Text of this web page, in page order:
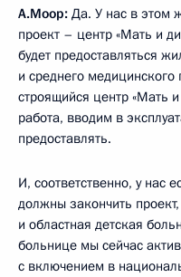
А.Моор: Да. У нас в этом
проект – центр «Мать и
будет предоставляться
и среднего медицинского
строящийся центр «Мать
работа, вводим в
предоставлять.
И, соответственно, у нас
должны закончить
и областная детская
больнице мы сейчас
с включением в